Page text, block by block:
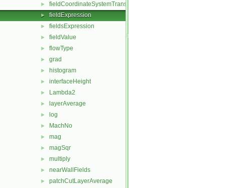
► fieldCoordinateSystemTransform
► fieldExpression
► fieldsExpression
► fieldValue
► flowType
► grad
► histogram
► interfaceHeight
► Lambda2
► layerAverage
► log
► MachNo
► mag
► magSqr
► multiply
► nearWallFields
► patchCutLayerAverage